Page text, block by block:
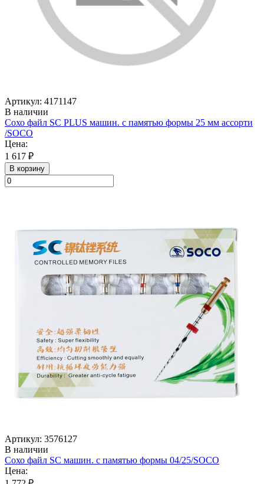
Артикул: 4171147
В наличии
Сохо файл SC PLUS машин. с памятью формы 25 мм ассорти
/SOСO
Цена:
1 617 ₽
В корзину
Артикул: 3576127
В наличии
Сохо файл SC машин. с памятью формы 04/25/SOСO
Цена: